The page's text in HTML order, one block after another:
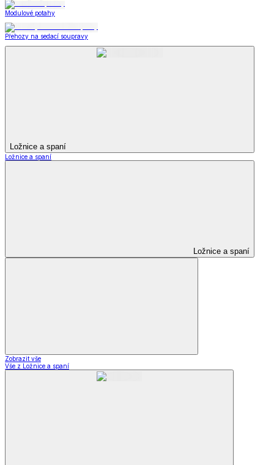
Modulové potahy
Přehozy na sedací soupravy
Ložnice a spaní
Ložnice a spaní
Ložnice a spaní
Zobrazit vše
Vše z Ložnice a spaní